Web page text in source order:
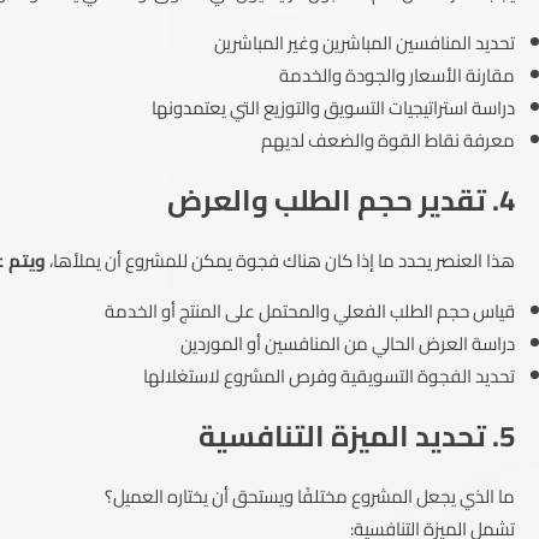
تحديد المنافسين المباشرين وغير المباشرين
مقارنة الأسعار والجودة والخدمة
دراسة استراتيجيات التسويق والتوزيع التي يعتمدونها
معرفة نقاط القوة والضعف لديهم
4. تقدير حجم الطلب والعرض
هذا العنصر يحدد ما إذا كان هناك فجوة يمكن للمشروع أن يملأها،ويتم
قياس حجم الطلب الفعلي والمحتمل على المنتج أو الخدمة
دراسة العرض الحالي من المنافسين أو الموردين
تحديد الفجوة التسويقية وفرص المشروع لاستغلالها
5. تحديد الميزة التنافسية
ما الذي يجعل المشروع مختلفًا ويستحق أن يختاره العميل؟
تشمل الميزة التنافسية: